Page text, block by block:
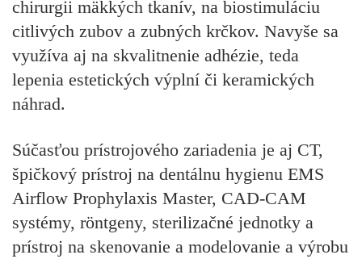
chirurgii mäkkých tkanív, na biostimuláciu
citlivých zubov a zubných krčkov. Navyše sa
využíva aj na skvalitnenie adhézie, teda
lepenia estetických výplní či keramických
náhrad.
Súčasťou prístrojového zariadenia je aj CT,
špičkový prístroj na dentálnu hygienu EMS
Airflow Prophylaxis Master, CAD-CAM
systémy, röntgeny, sterilizačné jednotky a
prístroj na skenovanie a modelovanie a výrobu